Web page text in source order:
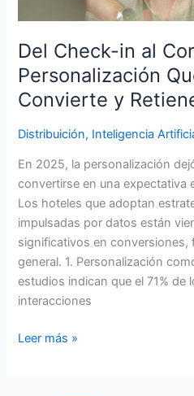
Del Check-in al
Personalización
Convierte y
Distribuición, Inteligencia
En 2025, la personalización
convertirse en una expectativa
Los hoteles que adoptan
impulsadas por datos están
significativos en conversiones,
general. 1. Personalización
estudios indican que el 71% de
interacciones
y
Retiene
Leer más »